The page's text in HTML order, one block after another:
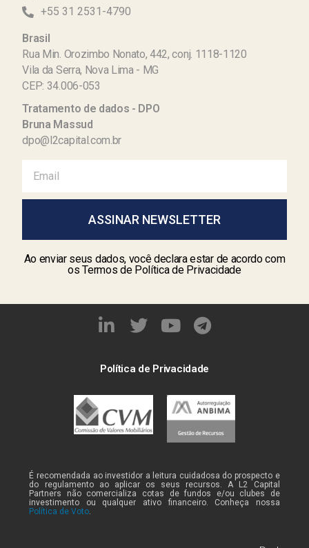
+55 31 2531-4790
Brasil
Rua Min. Orozimbo Nonato, 442, conj. 1118-1120
Vila da Serra, Nova Lima - MG
CEP: 34.006-053
Tratamento de dados - DPO
Bruna Massud
dpo@l2capital.com.br
ASSINAR NEWSLETTER
Ao enviar seus dados, você declara estar de acordo com
os Termos de Política de Privacidade
Política de Privacidade
É recomendada ao investidor a leitura cuidadosa do prospecto e
do regulamento ao aplicar os seus recursos. A L2 Capital
Partners não comercializa cotas de fundos e/ou clubes de
investimento ou qualquer ativo financeiro. Conheça nossa
Política de Voto.